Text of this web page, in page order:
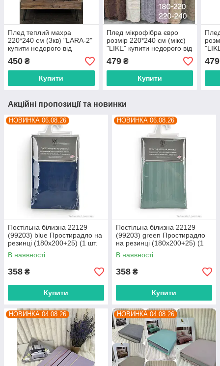
Плед теплий махра
220*240 см (3кв) "LARA-2"
купити недорого від
прямого постачальника
450 ₴
Купити
Плед мікрофібра євро
розмір 220*240 см (мікс)
"LIKE" купити недорого від
прямого постачальника
479₴
Купити
479
Акційні пропозиції та новинки
НОВИНКА 06.08.26
Постільна білизна 22129
(99203) blue Простирадло на
резинці (180x200+25) (1 шт.
р.сітка One size) "Obuvok"
оптом від прямого
В наявності
358 ₴
Купити
НОВИНКА 06.08.26
Постільна білизна 22129
(99203) green Простирадло
на резинці (180x200+25) (1
шт. р.сітка One size) "Obuvok"
оптом від прямого
В наявності
358 ₴
Купити
НОВИНКА 04.08.26 НОВИНКА 04.08.26